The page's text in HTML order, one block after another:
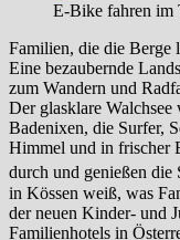
E-Bike fahren im
Familien, die die Berge
Eine bezaubernde
zum Wandern und
Der glasklare
Badenixen, die Surfer,
Himmel und in frischer
durch und genießen
in Kössen weiß, was
der neuen Kinder- und
Familienhotels in